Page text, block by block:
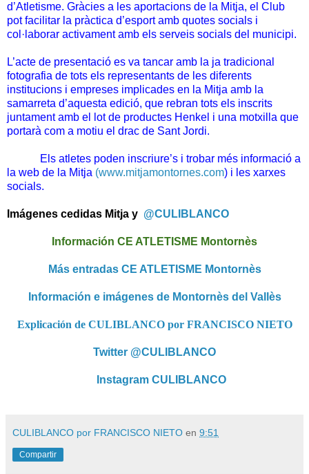
d’Atletisme. Gràcies a les aportacions de la Mitja, el Club
pot facilitar la pràctica d’esport amb quotes socials i
col·laborar activament amb els serveis socials del municipi.
L’acte de presentació es va tancar amb la ja tradicional
fotografia de tots els representants de les diferents
institucions i empreses implicades en la Mitja amb la
samarreta d’aquesta edició, que rebran tots els inscrits
juntament amb el lot de productes Henkel i una motxilla que
portarà com a motiu el drac de Sant Jordi.
Els atletes poden inscriure’s i trobar més informació a
la web de la Mitja (www.mitjamontornes.com) i les xarxes
socials.
Imágenes cedidas Mitja y @CULIBLANCO
Información CE ATLETISME Montornès
Más entradas CE ATLETISME Montornès
Información e imágenes de Montornès del Vallès
Explicación de CULIBLANCO por FRANCISCO NIETO
Twitter @CULIBLANCO
Instagram CULIBLANCO
CULIBLANCO por FRANCISCO NIETO en 9:51
Compartir